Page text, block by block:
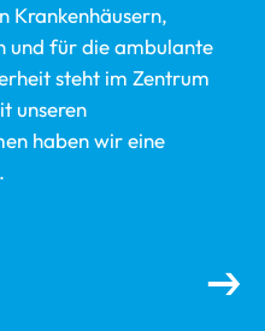
Krankenhäusern,
und für die ambulante
steht im Zentrum
unseren
haben wir eine